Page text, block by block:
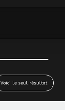
Voici le seul résultat